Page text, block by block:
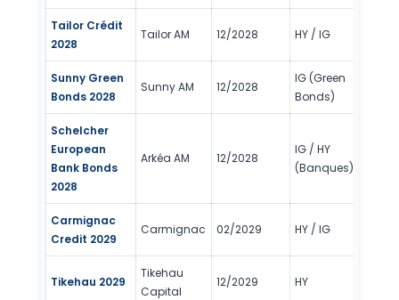
Tailor Crédit
2028
Tailor AM 12/2028 HY / IG
Sunny Green
Bonds 2028
Sunny AM 12/2028
IG (Green
Bonds)
Schelcher
European
Bank Bonds
2028
Arkéa AM 12/2028
IG / HY
(Banques)
Carmignac
Credit 2029
Carmignac 02/2029 HY / IG
Tikehau 2029
Tikehau
Capital
12/2029 HY